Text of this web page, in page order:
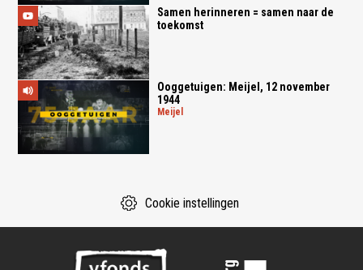
Samen herinneren = samen naar de
toekomst
Ooggetuigen: Meijel, 12 november
1944
meijel
Cookie instellingen